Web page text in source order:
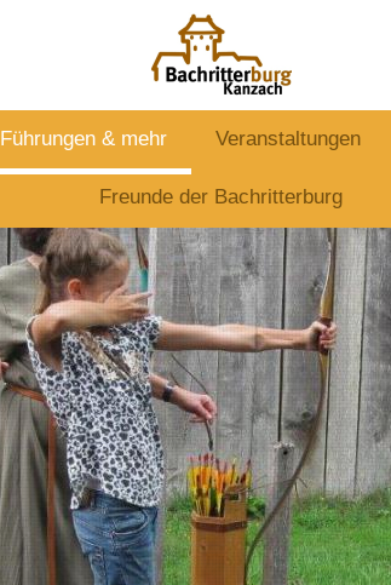
Führungen & mehr Veranstaltungen
Freunde der Bachritterburg